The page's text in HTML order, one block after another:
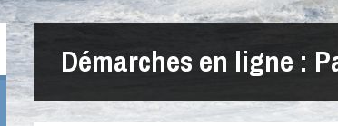
Démarches en ligne :